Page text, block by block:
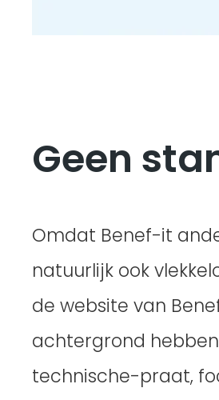
Geen
Omdat Benef-it
natuurlijk ook
de website van
achtergrond
technische-praat,